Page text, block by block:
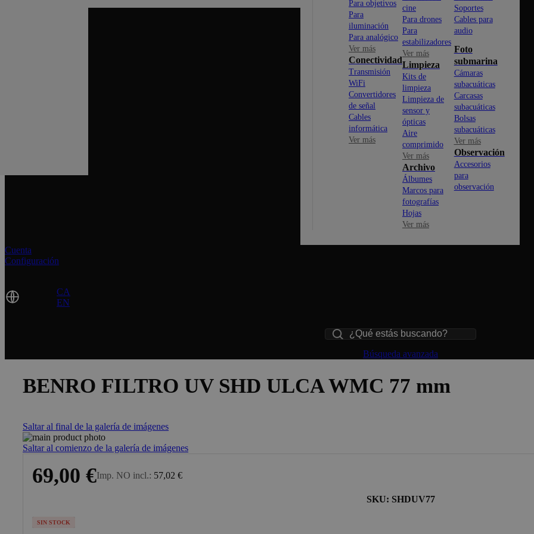
Para objetivos
Para
iluminación
Para analógico
Ver más
Conectividad
Transmisión
WiFi
Convertidores
de señal
Cables
informática
Ver más
cine
Para drones
Para
estabilizadores
Ver más
Limpieza
Kits de
limpieza
Limpieza de
sensor y
ópticas
Aire
comprimido
Ver más
Archivo
Álbumes
Marcos para
fotografías
Hojas
Ver más
Soportes
Cables para
audio
Foto
submarina
Cámaras
subacuáticas
Carcasas
subacuáticas
Bolsas
subacuáticas
Ver más
Observación
Accesorios
para
observación
Cuenta
Configuración
CA
EN
Búsqueda avanzada
BENRO FILTRO UV SHD ULCA WMC 77 mm
Saltar al final de la galería de imágenes
Saltar al comienzo de la galería de imágenes
69,00 €Imp. NO incl. 57,02 €
SKU: SHDUV77
SIN STOCK